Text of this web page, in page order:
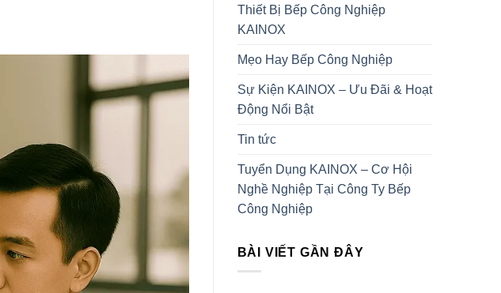
Thiết Bị Bếp Công Nghiệp
KAINOX
Mẹo Hay Bếp Công Nghiệp
Sự Kiện KAINOX – Ưu Đãi & Hoạt
Động Nổi Bật
Tin tức
Tuyển Dụng KAINOX – Cơ Hội
Nghề Nghiệp Tại Công Ty Bếp
Công Nghiệp
BÀI VIẾT GẦN ĐÂY